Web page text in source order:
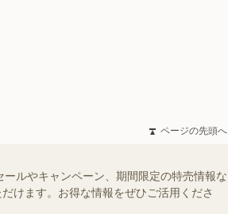
ページの先頭へ
ルやキャンペーン、期間限定の特売情報な
けます。お得な情報をぜひご活用くださ